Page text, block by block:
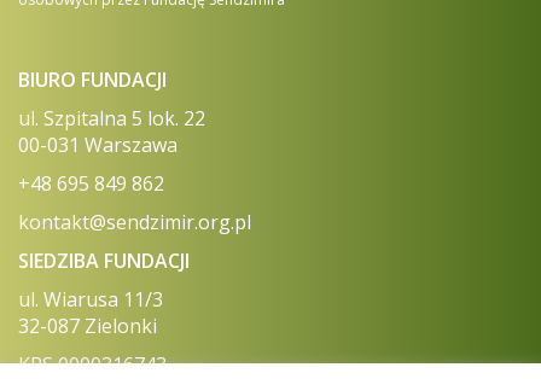
BIURO FUNDACJI
ul. Szpitalna 5 lok. 22
00-031 Warszawa
+48 695 849 862
kontakt@sendzimir.org.pl
SIEDZIBA FUNDACJI
ul. Wiarusa 11/3
32-087 Zielonki
KRS 0000316743